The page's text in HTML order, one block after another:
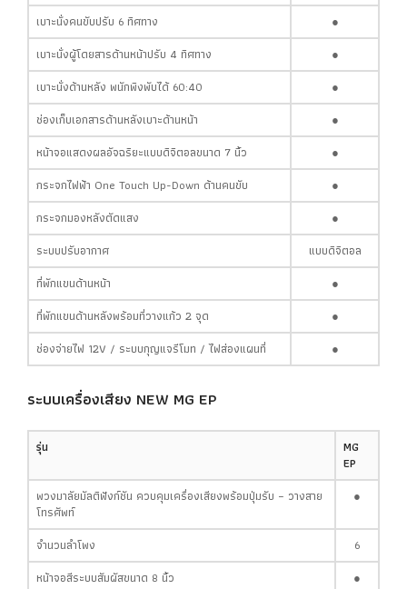
เบาะนั่งคนขับปรับ 6 ทิศทาง
●
เบาะนั่งผู้โดยสารด้านหน้าปรับ 4 ทิศทาง
●
เบาะนั่งด้านหลัง พนักพิงพับได้ 60:40
●
ช่องเก็บเอกสารด้านหลังเบาะด้านหน้า
●
หน้าจอแสดงผลอัจฉริยะแบบดิจิตอลขนาด 7 นิ้ว
●
กระจกไฟฟ้า One Touch Up-Down ด้านคนขับ
●
กระจกมองหลังตัดแสง
●
ระบบปรับอากาศ
แบบดิจิตอล
ที่พักแขนด้านหน้า
●
ที่พักแขนด้านหลังพร้อมที่วางแก้ว 2 จุด
●
ช่องจ่ายไฟ 12V / ระบบกุญแจรีโมท / ไฟส่องแผนที่
●
ระบบเครื่องเสียง NEW MG EP
รุ่น
MG
EP
พวงมาลัยมัลติฟังก์ชัน ควบคุมเครื่องเสียงพร้อมปุ่มรับ – วางสาย
โทรศัพท์
●
จำนวนลำโพง
6
หน้าจอสีระบบสัมผัสขนาด 8 นิ้ว
●